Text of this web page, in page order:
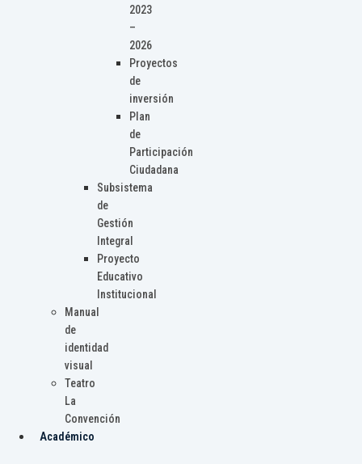
2023
–
2026
Proyectos
de
inversión
Plan
de
Participación
Ciudadana
Subsistema
de
Gestión
Integral
Proyecto
Educativo
Institucional
Manual
de
identidad
visual
Teatro
La
Convención
Académico